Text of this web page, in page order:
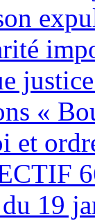
«
et
19